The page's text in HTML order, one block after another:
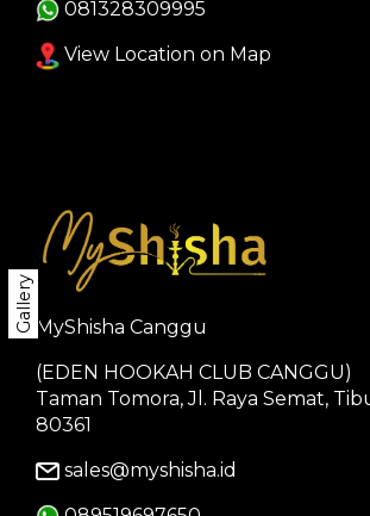
Gallery
081328309995
View Location on Map
MyShisha Canggu
(EDEN HOOKAH CLUB CANGGU)
Taman Tomora, Jl. Raya Semat,
80361
sales@myshisha.id